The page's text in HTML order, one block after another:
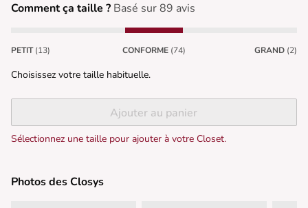
Comment ça taille ? Basé sur 89 avis
PETIT (13) CONFORME (74) GRAND (2)
Choisissez votre taille habituelle.
Ajouter au panier
Sélectionnez une taille pour ajouter à votre Closet.
Photos des Closys